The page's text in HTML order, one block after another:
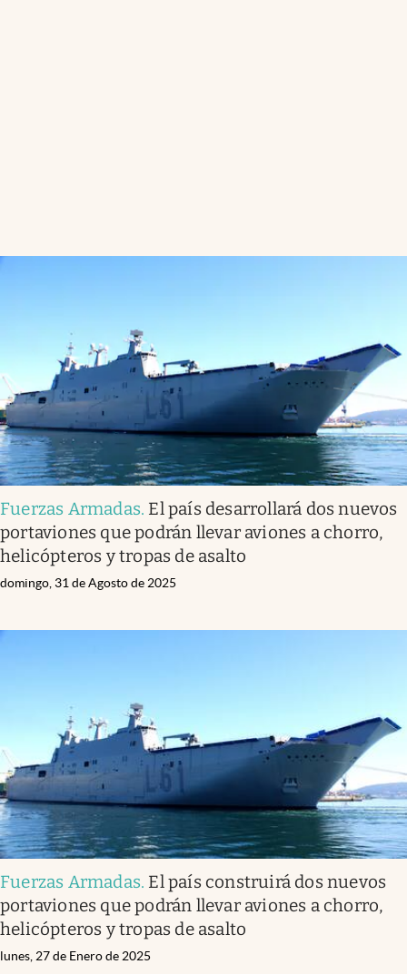
Fuerzas Armadas. El país desarrollará dos nuevos
portaviones que podrán llevar aviones a chorro,
helicópteros y tropas de asalto
domingo, 31 de Agosto de 2025
Fuerzas Armadas. El país construirá dos nuevos
portaviones que podrán llevar aviones a chorro,
helicópteros y tropas de asalto
lunes, 27 de Enero de 2025